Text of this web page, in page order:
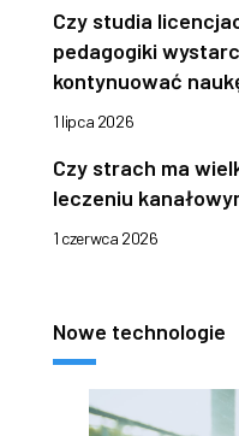
Czy studia
pedagogiki
kontynuować
1 lipca 2026
Czy strach ma
leczeniu
1 czerwca 2026
Nowe technologie